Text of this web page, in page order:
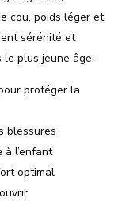
cou, poids léger et
sérénité et
le plus jeune âge.
protéger la
blessures
à l’enfant
optimal